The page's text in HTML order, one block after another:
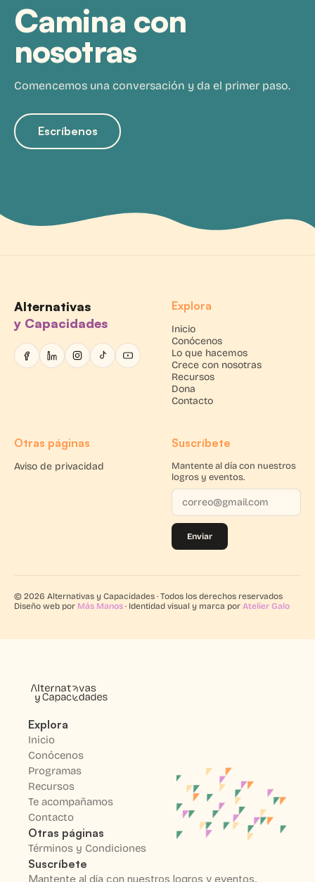
Camina con
nosotras
Comencemos una conversación y da el primer paso.
Escríbenos
Alternativas
y Capacidades
Explora
Inicio
Conócenos
Lo que hacemos
Crece con nosotras
Recursos
Dona
Contacto
Otras páginas
Aviso de privacidad
Suscríbete
Mantente al día con nuestros
logros y eventos.
Enviar
© 2026 Alternativas y Capacidades · Todos los derechos reservados
Diseño web por Más Manos · Identidad visual y marca por Atelier Galo
Explora
Inicio
Conócenos
Programas
Recursos
Te acompañamos
Contacto
Otras páginas
Términos y Condiciones
Suscríbete
Mantente al día con nuestros logros y eventos.